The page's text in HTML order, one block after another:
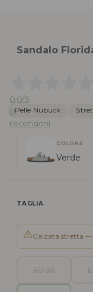
Sandalo
0,0/5
0
recensioni
Pelle Nubuck
COLORE
Verde
TAGLIA
Calzata stretta —
EU 36